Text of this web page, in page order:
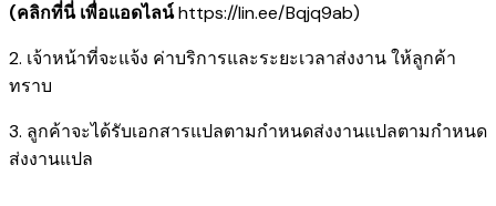
(คลิกที่นี่ เพื่อแอดไลน์https://lin.ee/Bqjq9ab)
2. เจ้าหน้าที่จะแจ้ง ค่าบริการและระยะเวลาส่งงาน ให้ลูกค้า
ทราบ
3. ลูกค้าจะได้รับเอกสารแปลตามกำหนดส่งงานแปลตามกำหนด
ส่งงานแปล